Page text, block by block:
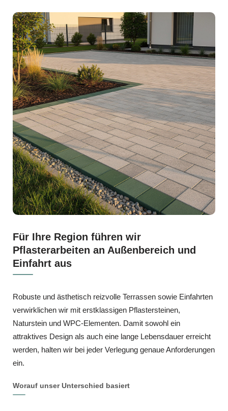
Für Ihre Region führen wir
Pflasterarbeiten an Außenbereich und
Einfahrt aus
Robuste und ästhetisch reizvolle Terrassen sowie Einfahrten
verwirklichen wir mit erstklassigen Pflastersteinen,
Naturstein und WPC‑Elementen. Damit sowohl ein
attraktives Design als auch eine lange Lebensdauer erreicht
werden, halten wir bei jeder Verlegung genaue Anforderungen
ein.
Worauf unser Unterschied basiert